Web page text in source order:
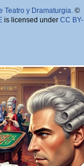
Teatro y Dramaturgia. ©
is licensed under CC BY-